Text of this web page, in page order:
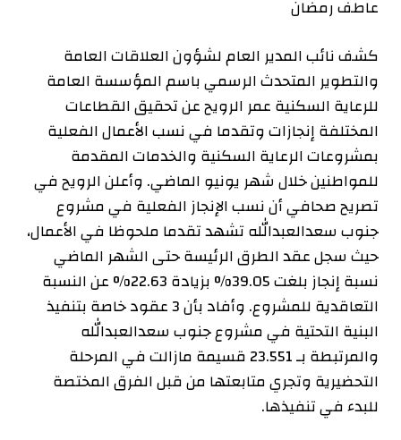
عاطف رمضان
كشف نائب المدير العام لشؤون العلاقات العامة
والتطوير المتحدث الرسمي باسم المؤسسة العامة
للرعاية السكنية عمر الرويح عن تحقيق القطاعات
المختلفة إنجازات وتقدما في نسب الأعمال الفعلية
بمشروعات الرعاية السكنية والخدمات المقدمة
للمواطنين خلال شهر يونيو الماضي. وأعلن الرويح في
تصريح صحافي أن نسب الإنجاز الفعلية في مشروع
جنوب سعدالعبدالله تشهد تقدما ملحوظا في الأعمال،
حيث سجل عقد الطرق الرئيسة حتى الشهر الماضي
نسبة إنجاز بلغت 39.05% بزيادة 22.63% عن النسبة
التعاقدية للمشروع. وأفاد بأن 3 عقود خاصة بتنفيذ
البنية التحتية في مشروع جنوب سعدالعبدالله
والمرتبطة بـ 23.551 قسيمة مازالت في المرحلة
التحضيرية وتجري متابعتها من قبل الفرق المختصة
للبدء في تنفيذها.